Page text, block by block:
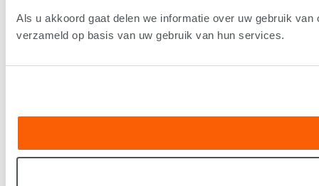
Als u akkoord gaat delen we informatie over uw gebruik
verzameld op basis van uw gebruik van hun services.